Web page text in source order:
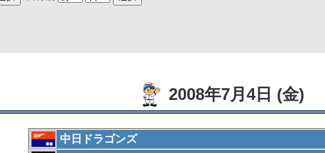
2008年7月4日 (金)
中日ドラゴンズ